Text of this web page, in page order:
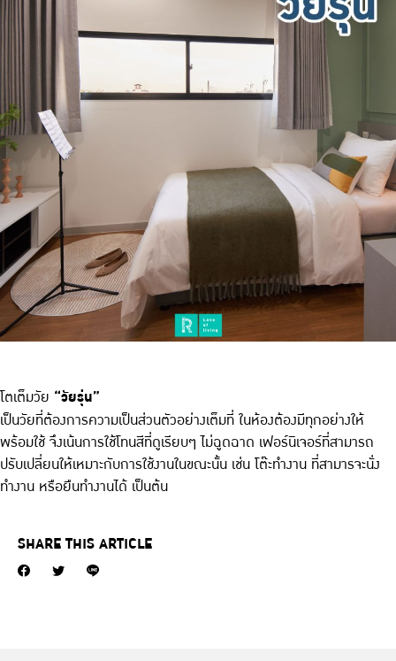
โตเต็มวัย “วัยรุ่น”
เป็นวัยที่ต้องการความเป็นส่วนตัวอย่างเต็มที่ ในห้องต้องมีทุกอย่างให้
พร้อมใช้ จึงเน้นการใช้โทนสีที่ดูเรียบๆ ไม่ฉูดฉาด เฟอร์นิเจอร์ที่สามารถ
ปรับเปลี่ยนให้เหมาะกับการใช้งานในขณะนั้น เช่น โต๊ะทำงาน ที่สามารจะนั่ง
ทำงาน หรือยืนทำงานได้ เป็นต้น
SHARE THIS ARTICLE